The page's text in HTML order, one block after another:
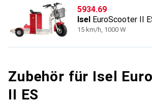
CHF
5934.69
Isel EuroScooter II
15 km/h, 1000 W
Zubehör für Isel
II ES